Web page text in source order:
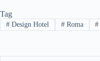
Tag
#Design Hotel #Roma #